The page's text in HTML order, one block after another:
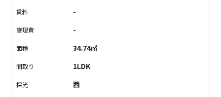
食器乾燥機も、床暖房もあります。
くらいのところに小さいスーパー（まいばすけっと）がありま
だわりのお部屋を選びませんか？
賃料 -
管理費 -
面積 34.74㎡
間取り 1LDK
採光 西